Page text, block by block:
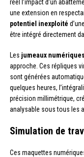
réel l’impact d’un
une extension en
potentiel inexploité
être intégré directement
Les jumeaux numériques
approche. Ces répliques
sont générées
quelques heures,
précision millimétrique,
analysable sous tous les
Simulation de
Ces maquettes